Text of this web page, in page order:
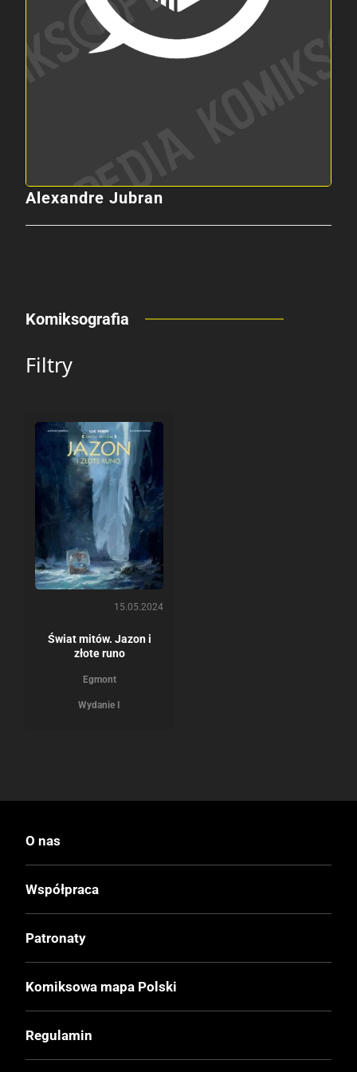
Alexandre Jubran
Komiksografia
Filtry
15.05.2024
Świat mitów. Jazon i
złote runo
Egmont
Wydanie I
O nas
Współpraca
Patronaty
Komiksowa mapa Polski
Regulamin